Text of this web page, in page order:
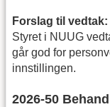
Forslag til vedtak:
Styret i NUUG
går god for
innstillingen.
2026-50